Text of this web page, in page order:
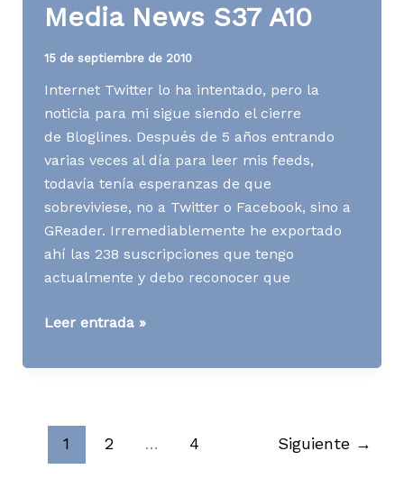
Media News S37 A10
15 de septiembre de 2010
Internet Twitter lo ha intentado, pero la
noticia para mi sigue siendo el cierre
de Bloglines. Después de 5 años entrando
varias veces al día para leer mis feeds,
todavía tenía esperanzas de que
sobreviviese, no a Twitter o Facebook, sino a
GReader. Irremediablemente he exportado
ahí las 238 suscripciones que tengo
actualmente y debo reconocer que
Media
S37
Leer entrada »
1 2 … 4 Siguiente →